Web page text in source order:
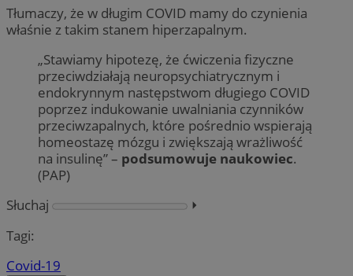
Tłumaczy, że w długim COVID mamy do czynienia
właśnie z takim stanem hiperzapalnym.
„Stawiamy hipotezę, że ćwiczenia fizyczne
przeciwdziałają neuropsychiatrycznym i
endokrynnym następstwom długiego COVID
poprzez indukowanie uwalniania czynników
przeciwzapalnych, które pośrednio wspierają
homeostazę mózgu i zwiększają wrażliwość
na insulinę” – podsumowuje naukowiec.
(PAP)
Słuchaj
⏵︎
Tagi:
Covid-19